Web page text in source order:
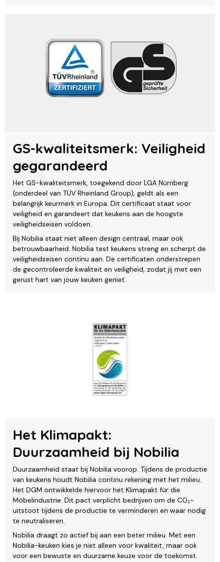
GS-kwaliteitsmerk: Veiligheid
gegarandeerd
Het GS-kwaliteitsmerk, toegekend door LGA Nürnberg
(onderdeel van TÜV Rheinland Group), geldt als een
belangrijk keurmerk in Europa. Dit certificaat staat voor
veiligheid en garandeert dat keukens aan de hoogste
veiligheidseisen voldoen.
Bij Nobilia staat niet alleen design centraal, maar ook
betrouwbaarheid. Nobilia test keukens streng en scherpt de
veiligheidseisen continu aan. De certificaten onderstrepen
de gecontroleerde kwaliteit en veiligheid, zodat jij met een
gerust hart van jouw keuken geniet.
Het Klimapakt:
Duurzaamheid bij Nobilia
Duurzaamheid staat bij Nobilia voorop. Tijdens de productie
van keukens houdt Nobilia continu rekening met het milieu.
Het DGM ontwikkelde hiervoor het Klimapakt für die
Möbelindustrie. Dit pact verplicht bedrijven om de CO₂-
uitstoot tijdens de productie te verminderen en waar nodig
te neutraliseren.
Nobilia draagt zo actief bij aan een beter milieu. Met een
Nobilia-keuken kies je niet alleen voor kwaliteit, maar ook
voor een bewuste en duurzame keuze voor de toekomst.